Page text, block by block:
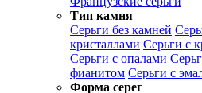
Тип камня
Серьги без камней
кристаллами Серьги с
Серьги с опалами
фианитом Серьги с
Форма серег